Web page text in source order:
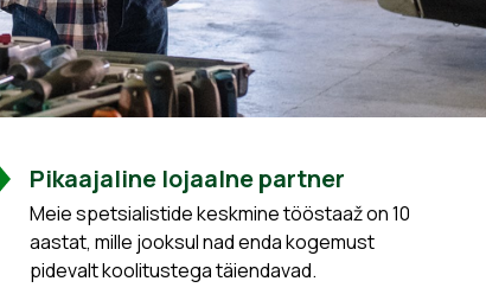
Pikaajaline lojaalne partner
Meie spetsialistide keskmine tööstaaž on 10
aastat, mille jooksul nad enda kogemust
pidevalt koolitustega täiendavad.